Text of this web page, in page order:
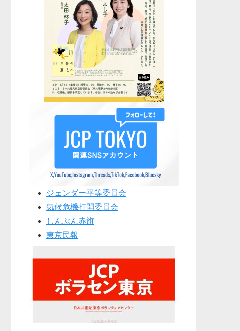
ジェンダー平等委員会
気候危機打開委員会
しんぶん赤旗
東京民報